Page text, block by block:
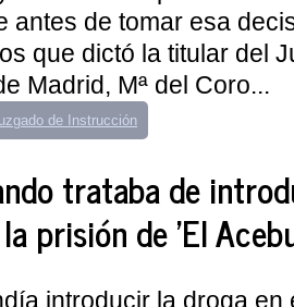
antes de tomar esa
que dictó la titular del
Madrid, Mª del Coro...
de Instrucción
trataba de
prisión de 'El
introducir la droga en